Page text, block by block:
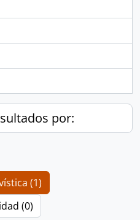
por:
(1)
(0)